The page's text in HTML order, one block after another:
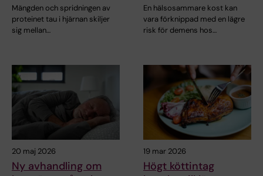
Mängden och spridningen av
proteinet tau i hjärnan skiljer
sig mellan…
En hälsosammare kost kan
vara förknippad med en lägre
risk för demens hos…
20 maj 2026
Ny avhandling om
19 mar 2026
Högt köttintag